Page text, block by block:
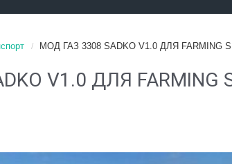
МОД ГАЗ 3308 SADKO V1.0 ДЛЯ FARMING
V1.0 ДЛЯ FARMING